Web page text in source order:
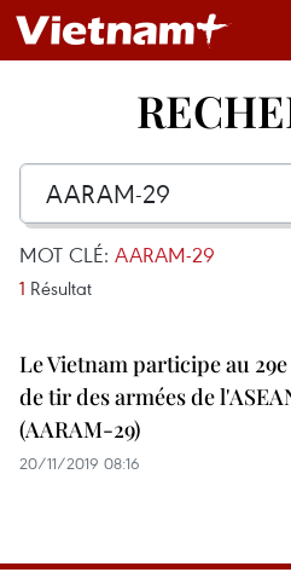
MOT CLÉ: AARAM-29
1 Résultat
Le Vietnam participe au
de tir des armées de
(AARAM-29)
20/11/2019 08:16